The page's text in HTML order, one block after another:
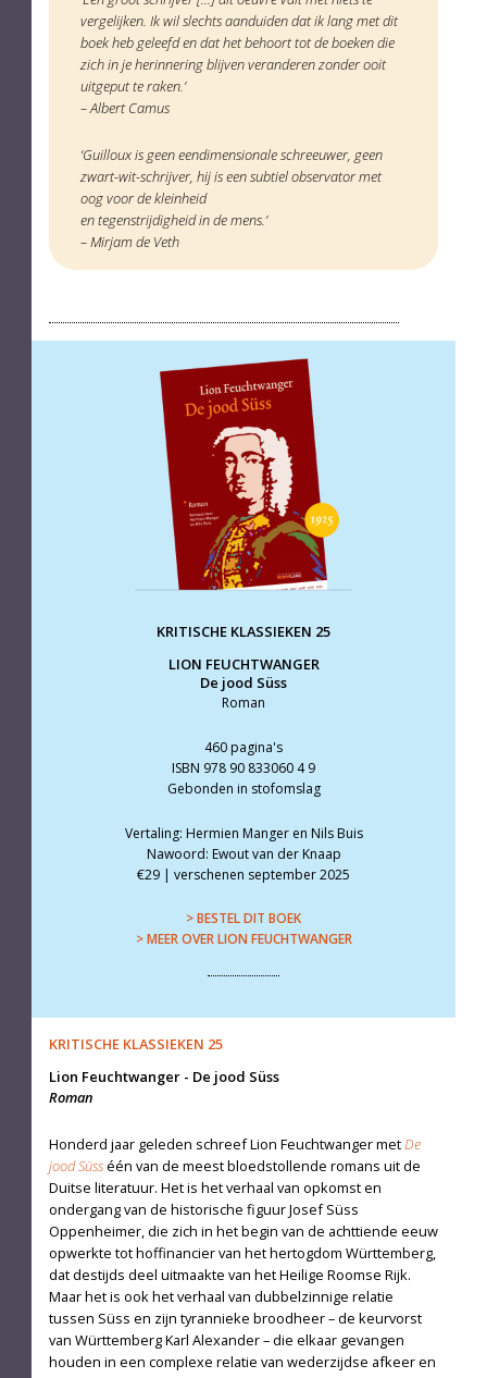
vergelijken. Ik wil slechts aanduiden dat ik lang met dit
boek heb geleefd en dat het behoort tot de boeken die
zich in je herinnering blijven veranderen zonder ooit
uitgeput te raken.’
– Albert Camus
‘Guilloux is geen eendimensionale schreeuwer, geen
zwart-wit-schrijver, hij is een subtiel observator met
oog voor de kleinheid
en tegenstrijdigheid in de mens.’
– Mirjam de Veth
KRITISCHE KLASSIEKEN 25
LION FEUCHTWANGER
De jood Süss
Roman
460 pagina's
ISBN 978 90 833060 4 9
Gebonden in stofomslag
Vertaling: Hermien Manger en Nils Buis
Nawoord: Ewout van der Knaap
€29 | verschenen september 2025
> BESTEL DIT BOEK
> MEER OVER LION FEUCHTWANGER
KRITISCHE KLASSIEKEN 25
Lion Feuchtwanger- De jood Süss
Roman
Honderd jaar geleden schreef Lion Feuchtwanger metDe
jood Süsséén van de meest bloedstollende ro­mans uit de
Duitse literatuur. Het is het verhaal van opkomst en
ondergang van de historische figuur Josef Süss
Oppenheimer, die zich in het begin van de achttiende eeuw
opwerkte tot hoffinancier van het hertogdom Württemberg,
dat destijds deel uitmaakte van het Heilige Room­se Rijk.
Maar het is ook het verhaal van dubbelzinnige relatie
tussen Süss en zijn tyrannieke broodheer – de keurvorst
van Württemberg Karl Alexan­der – die elkaar gevangen
houden in een complexe relatie van wederzijdse afkeer en